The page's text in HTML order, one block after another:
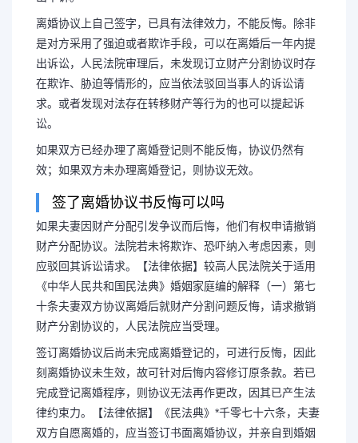
离婚协议上自己签字，已具有法律效力，不能反悔。除非
是对方采用了强迫或者欺诈手段，可以在离婚后一年内提
出诉讼，人民法院审理后，未发现订立财产分割协议时存
在欺诈、胁迫等情形的，应当依法驳回当事人的诉讼请
求。或者发现对法存在转移财产等行为的也可以提起诉
讼。
如果双方已经办理了离婚登记则不能反悔，协议仍然有
效；如果双方未办理离婚登记，则协议无效。
签了离婚协议书反悔可以吗
如果夫妻因财产分配引发争议而后悔，他们有权申请撤销
财产分配协议。法院若未将欺诈、恐吓纳入考虑因素，则
应驳回其诉讼请求。【法律依据】较高人民法院关于适用
《中华人民共和国民法典》婚姻家庭编的解释（一）第七
十条夫妻双方协议离婚后就财产分割问题反悔，请求撤销
财产分割协议的，人民法院应当受理。
签订离婚协议后尚未完成离婚登记的，可进行反悔，因此
刻离婚协议未生效，故可针对后悔内容修订原条款。若已
完成登记离婚程序，则协议无法再作更改，因其已产生法
律约束力。【法律依据】《民法典》*千零七十六条，夫妻
双方自愿离婚的，应当签订书面离婚协议，并亲自到婚姻